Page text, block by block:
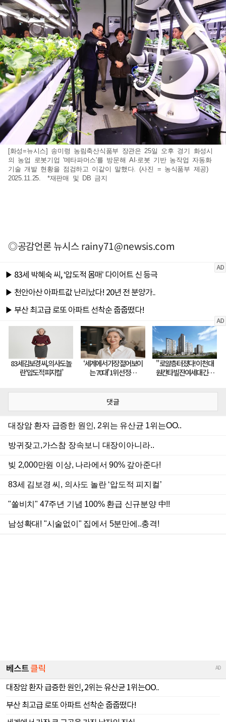
[화성=뉴시스] 송미령 농림축산식품부 장관은 25일 오후 경기 화성시
의 농업 로봇기업 '메타파머스'를 방문해 AI·로봇 기반 농작업 자동화
기술 개발 현황을 점검하고 이같이 말했다. (사진 = 농식품부 제공)
2025.11.25. *재판매 및 DB 금지
◎공감언론 뉴시스rainy71@newsis.com
댓글